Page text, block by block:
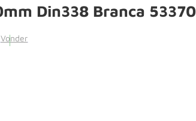
Din338 Branca
Vonder
6º Talha Eletrica